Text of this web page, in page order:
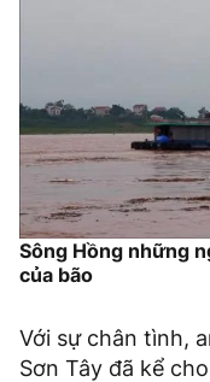
Sông Hồng những
của bão
Với sự chân tình,
Sơn Tây đã kể